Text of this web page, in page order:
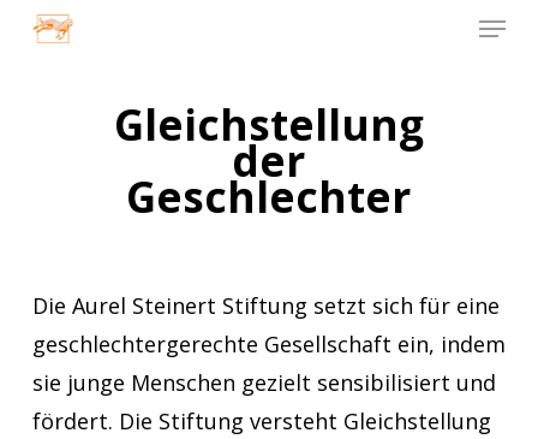
Skip
Menu
Gleichstellung
der
Geschlechter
Die Aurel Steinert Stiftung setzt sich für eine
geschlechtergerechte Gesellschaft ein, indem
sie junge Menschen gezielt sensibilisiert und
fördert. Die Stiftung versteht Gleichstellung